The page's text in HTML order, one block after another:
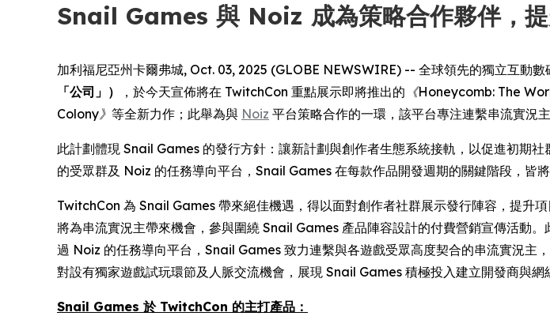
Snail Games 與 Noiz 成為策略合作夥伴，
加利福尼亞州卡爾弗城, Oct. 03, 2025 (GLOBE NEWSWIRE) -- 全球領先的獨立互動數
「公司」）
，於今天宣佈將在 TwitchCon 重點展示即將推出的 《Honeycomb: The
Colony》 等全新力作；此舉為與 Noiz 平台策略合作的一環，該平台專注連繫串流實況
此計劃體現 Snail Games 的發行方針：讓新計劃與創作者生態系統接軌，以促進初期
的受眾群及 Noiz 的任務導向平台，Snail Games 在每款作品開發週期的關鍵階段，皆將
TwitchCon 為 Snail Games 帶來絕佳機遇，得以面對創作者社群展示發行陣容，提升
將為串流實況主帶來機會，參與圍繞 Snail Games 產品陣容設計的付費營銷宣傳活動
過 Noiz 的任務導向平台，Snail Games 致力連繫與各遊戲受眾高度契合的串流實況主
對設有獨家遊戲試玩環節及人脈交流機會，展現 Snail Games 積極投入建立開發商與網
Snail Games 於 TwitchCon 的主打產品：